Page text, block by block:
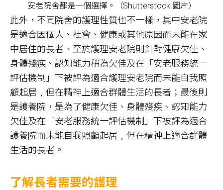
安老院舍都是一個選擇。（Shutterstock 圖片）
此外，不同院舍的護理性質也不一樣，其中安老院
是適合因個人、社會、健康或其他原因而未能在家
中居住的長者、至於護理安老院則針對健康欠佳、
身體殘疾、認知能力稍為欠佳及在「安老服務統一
評估機制」下被評為適合護理安老院而未能自我照
顧起居﹐但在精神上適合群體生活的長者；最後則
是護養院，是為了健康欠佳、身體殘疾、認知能力
欠佳及在「安老服務統一評估機制」下被評為適合
護養院而未能自我照顧起居﹐但在精神上適合群體
生活的長者。
了解長者需要的護理